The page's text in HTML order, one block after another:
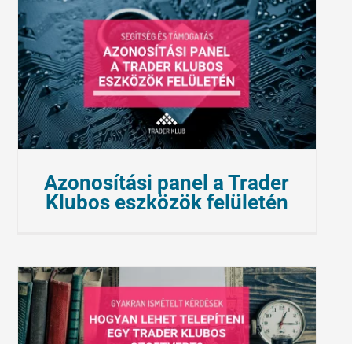
Azonosítási panel a Trader
Klubos eszközök felületén